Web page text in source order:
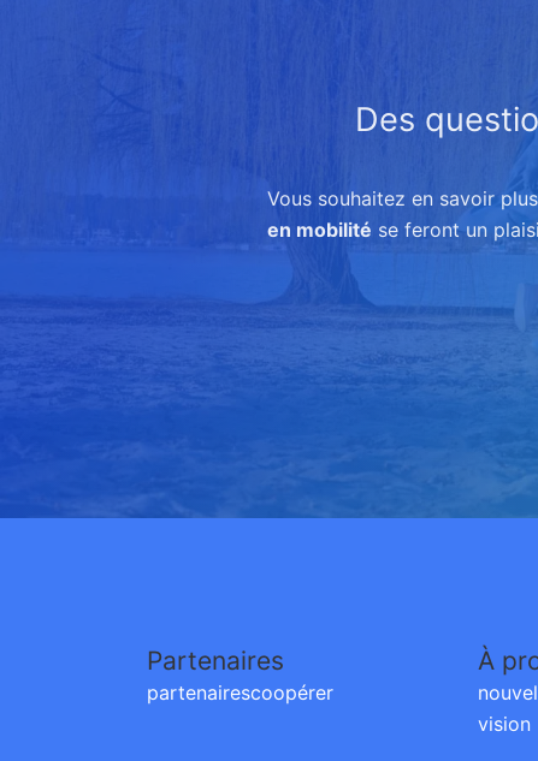
Des
Vous souhaitez en savoir
en mobilité se feront un
Partenaires
partenairescoopérer
À
vision